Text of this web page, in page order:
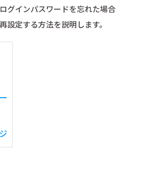
グインパスワードを忘れた場合
設定する方法を説明します。